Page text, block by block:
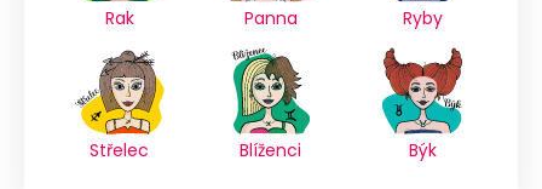
Rak Panna Ryby
Střelec Blíženci Býk